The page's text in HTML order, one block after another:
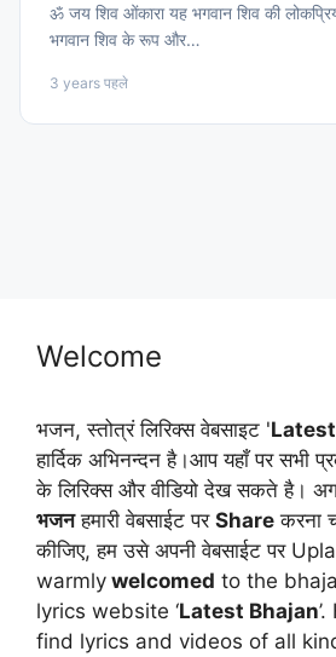
ॐ जय शिव ओंकारा यह भगवान शिव की
भगवान शिव के रूप और…
3 years पहले
Welcome
भजन, स्तोत्रं लिरिक्स वेबसाइट '
हार्दिक अभिनन्दन है।आप यहाँ पर सभी
के लिरिक्स और वीडियो देख सकते है।
भजनहमारी वेबसाईट पर Share करना
कीजिए, हम उसे अपनी वेबसाईट पर
warmly welcomed to the
lyrics website ‘Latest Bhajan
find lyrics and videos of all